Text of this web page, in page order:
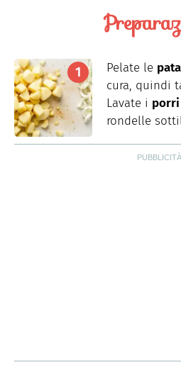
Pelate le
cura, quindi
Lavate i porri
rondelle